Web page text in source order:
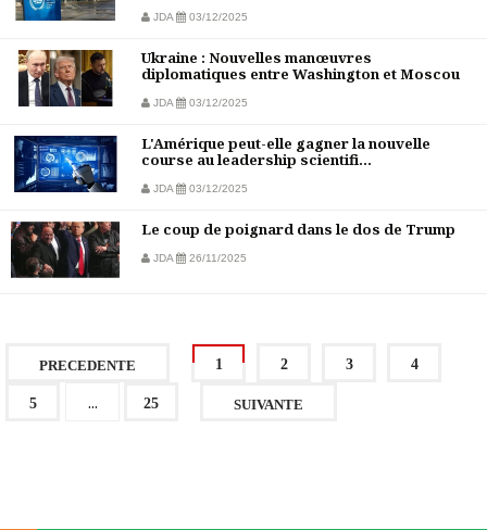
JDA 03/12/2025
Ukraine : Nouvelles manœuvres
diplomatiques entre Washington et Moscou
JDA 03/12/2025
L'Amérique peut-elle gagner la nouvelle
course au leadership scientifi...
JDA 03/12/2025
Le coup de poignard dans le dos de Trump
JDA 26/11/2025
PRECEDENTE 1 2 3 4
5 ... 25 SUIVANTE